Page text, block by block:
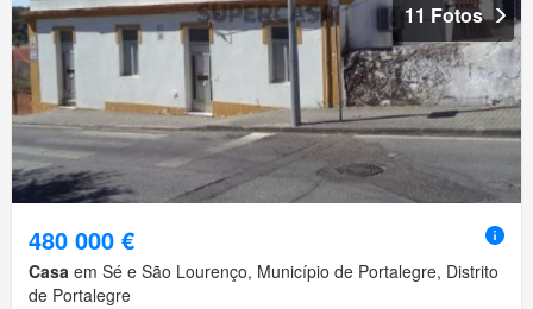
11 Fotos
480 000 €
Casa em Sé e São Lourenço, Município de Portalegre, Distrito
de Portalegre